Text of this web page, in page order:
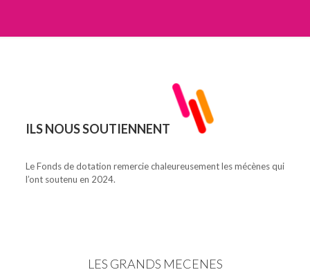
ILS NOUS SOUTIENNENT
Le Fonds de dotation remercie chaleureusement les mécènes qui
l’ont soutenu en 2024.
LES GRANDS MECENES